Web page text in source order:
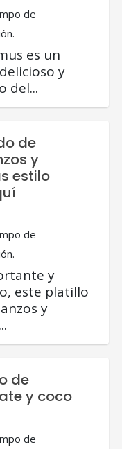
de
es un
y
del...
de
y
estilo
de
y
este platillo
y
de
y coco
de